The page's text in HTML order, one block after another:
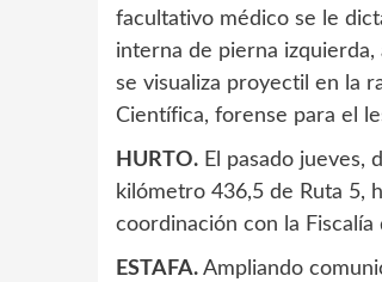
facultativo médico se le
interna de pierna
se visualiza proyectil en la
Científica, forense para el
HURTO. El pasado jueves,
kilómetro 436,5 de Ruta 5,
coordinación con la Fiscalía
ESTAFA. Ampliando